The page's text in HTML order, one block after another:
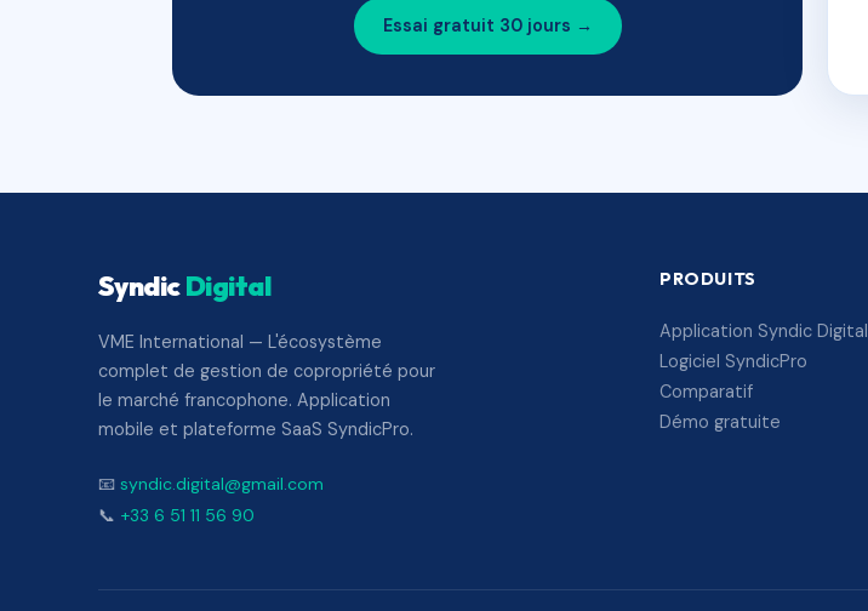
Essai gratuit 30 jours →
SyndicDigital
VME International — L'écosystème
complet de gestion de copropriété pour
le marché francophone. Application
mobile et plateforme SaaS SyndicPro.
📧 syndic.digital@gmail.com
📞 +33 6 51 11 56 90
PRODUITS
Application Syndic Digital
Logiciel SyndicPro
Comparatif
Démo gratuite